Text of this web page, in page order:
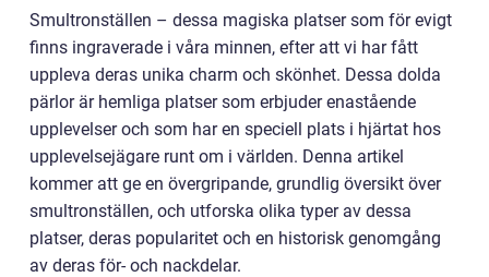
Smultronställen – dessa magiska platser som för evigt
finns ingraverade i våra minnen, efter att vi har fått
uppleva deras unika charm och skönhet. Dessa dolda
pärlor är hemliga platser som erbjuder enastående
upplevelser och som har en speciell plats i hjärtat hos
upplevelsejägare runt om i världen. Denna artikel
kommer att ge en övergripande, grundlig översikt över
smultronställen, och utforska olika typer av dessa
platser, deras popularitet och en historisk genomgång
av deras för- och nackdelar.